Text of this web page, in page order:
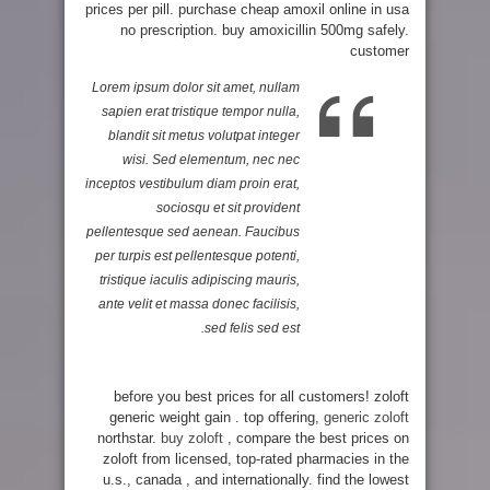
prices per pill. purchase cheap amoxil online in usa
no prescription. buy amoxicillin 500mg safely.
customer
Lorem ipsum dolor sit amet, nullam
sapien erat tristique tempor nulla,
blandit sit metus volutpat integer
wisi. Sed elementum, nec nec
inceptos vestibulum diam proin erat,
sociosqu et sit provident
pellentesque sed aenean. Faucibus
per turpis est pellentesque potenti,
tristique iaculis adipiscing mauris,
ante velit et massa donec facilisis,
sed felis sed est.
before you best prices for all customers! zoloft
generic weight gain . top offering, generic zoloft
northstar. buy zoloft , compare the best prices on
zoloft from licensed, top-rated pharmacies in the
u.s., canada , and internationally. find the lowest